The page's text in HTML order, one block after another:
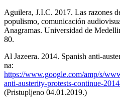
Aguilera, J.I.C. 2017. Las razones
populismo, comunicación
Anagramas. Universidad de
80.
Al Jazeera. 2014. Spanish anti-
na:
https://www.google.com/amp/s/
anti-austerity-protests-continue-
(Pristupljeno 04.01.2019.)